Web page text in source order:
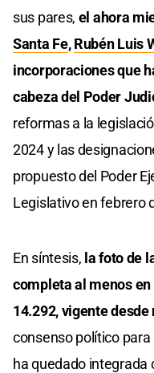
sus pares, el ahora
Santa Fe,Rubén Luis
incorporaciones que
cabeza del Poder
reformas a la
2024 y las
propuesto del Poder
Legislativo en febrero
En síntesis, la foto de
completa al menos
14.292, vigente
consenso político
ha quedado integrada